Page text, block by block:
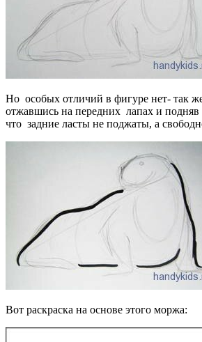
Но особых отличий в фигуре нет- так
отжавшись на передних лапах и подняв
что задние ласты не поджаты, а
Вот раскраска на основе этого моржа: